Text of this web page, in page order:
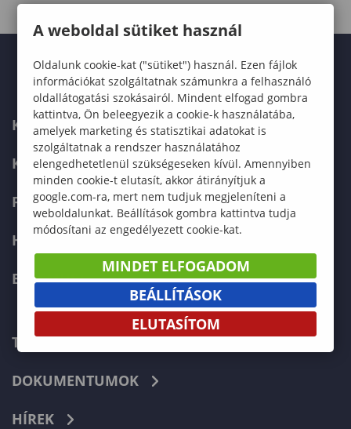
KARUNK
KÉPZÉSEK
FELVÉTELIZŐKNEK
HALLGATÓKNAK
ERASMUS+
TELEFONKÖNYV
DOKUMENTUMOK
HÍREK
A weboldal sütiket használ
Oldalunk cookie-kat ("sütiket") használ. Ezen fájlok
információkat szolgáltatnak számunkra a felhasználó
oldallátogatási szokásairól. Mindent elfogad gombra
kattintva, Ön beleegyezik a cookie-k használatába,
amelyek marketing és statisztikai adatokat is
szolgáltatnak a rendszer használatához
elengedhetetlenül szükségeseken kívül. Amennyiben
minden cookie-t elutasít, akkor átirányítjuk a
google.com-ra, mert nem tudjuk megjeleníteni a
weboldalunkat. Beállítások gombra kattintva tudja
módosítani az engedélyezett cookie-kat.
MINDET ELFOGADOM
BEÁLLÍTÁSOK
ELUTASÍTOM